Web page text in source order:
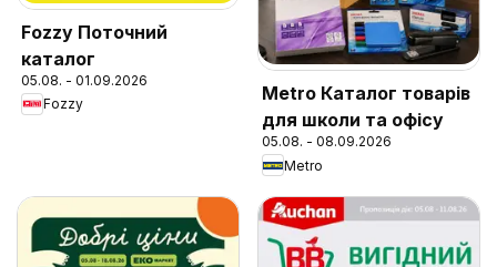
Fozzy Поточний
каталог
05.08. - 01.09.2026
Fozzy
Metro Каталог товарів
для школи та офісу
05.08. - 08.09.2026
Metro